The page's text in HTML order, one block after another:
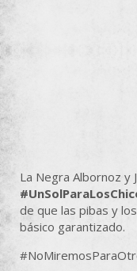
La Negra Albornoz y
de que las pibas y
básico garantizado.